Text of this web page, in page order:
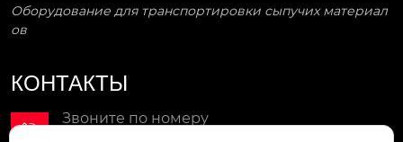
Оборудование для транспортировки сыпучих материал
ов
КОНТАКТЫ

Звоните по номеру